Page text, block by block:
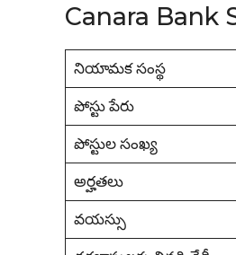
Canara Bank
నియామక సంస్థ
పోస్టు పేరు
పోస్టుల సంఖ్య
అర్హతలు
వయస్సు